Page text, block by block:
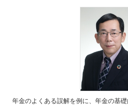
年金のよくある誤解を例に、年金の基